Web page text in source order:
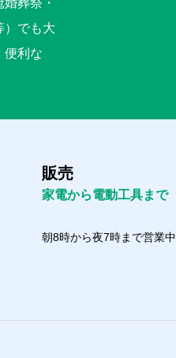
）でも大
便利な
販売
家電から電動工具まで
朝8時から夜7時まで営業中